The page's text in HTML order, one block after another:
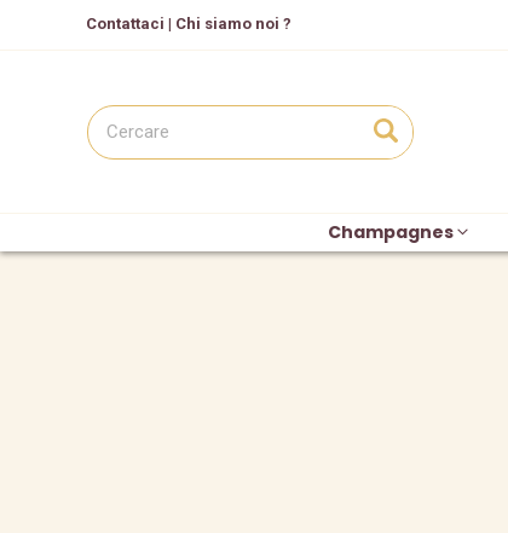
Contattaci | Chi siamo noi ?
Champagnes